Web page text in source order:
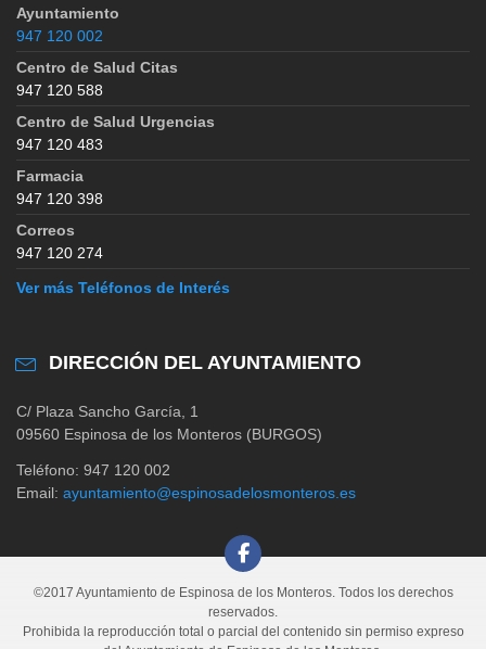
Ayuntamiento
947 120 002
Centro de Salud Citas
947 120 588
Centro de Salud Urgencias
947 120 483
Farmacia
947 120 398
Correos
947 120 274
Ver más Teléfonos de Interés
DIRECCIÓN DEL AYUNTAMIENTO
C/ Plaza Sancho García, 1
09560 Espinosa de los Monteros (BURGOS)
Teléfono: 947 120 002
Email: ayuntamiento@espinosadelosmonteros.es
©2017 Ayuntamiento de Espinosa de los Monteros. Todos los derechos
reservados.
Prohibida la reproducción total o parcial del contenido sin permiso expreso